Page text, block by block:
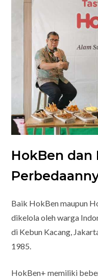
HokBen dan
Baik HokBen maupun
dikelola oleh warga
di Kebun Kacang,
1985.
HokBen+ memiliki